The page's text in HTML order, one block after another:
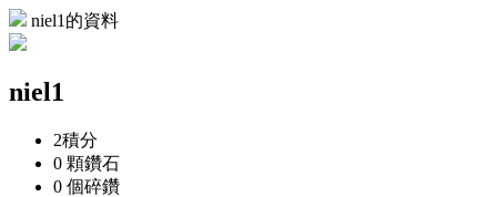
niel1的資料
niel1
2積分
0 顆鑽石
0 個碎鑽